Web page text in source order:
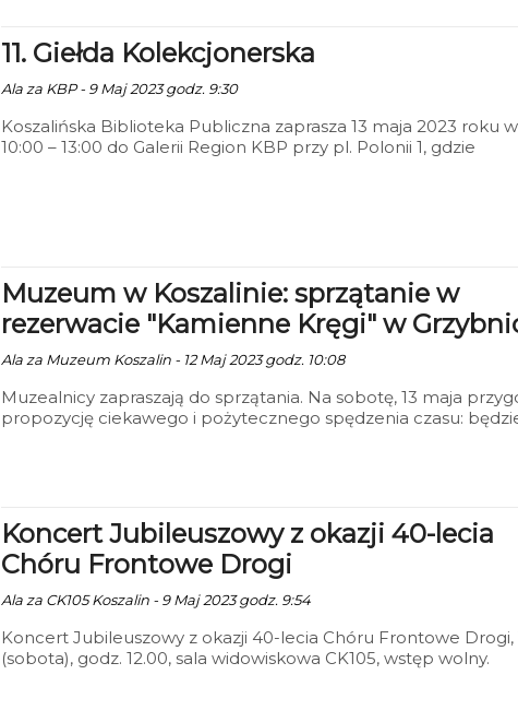
11. Giełda Kolekcjonerska
Ala za KBP - 9 Maj 2023 godz. 9:30
Koszalińska Biblioteka Publiczna zaprasza 13 maja 2023 roku
10:00 – 13:00 do Galerii Region KBP przy pl. Polonii 1, gdzie
Muzeum w Koszalinie: sprzątanie w
rezerwacie "Kamienne Kręgi" w
Ala za Muzeum Koszalin - 12 Maj 2023 godz. 10:08
Muzealnicy zapraszają do sprzątania. Na sobotę, 13 maja
propozycję ciekawego i pożytecznego spędzenia czasu:
Koncert Jubileuszowy z okazji 40-lecia
Chóru Frontowe Drogi
Ala za CK105 Koszalin - 9 Maj 2023 godz. 9:54
Koncert Jubileuszowy z okazji 40-lecia Chóru Frontowe Drogi,
(sobota), godz. 12.00, sala widowiskowa CK105, wstęp wolny.